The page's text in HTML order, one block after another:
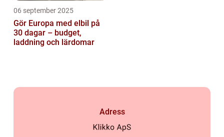
06 september 2025
Gör Europa med elbil på
30 dagar – budget,
laddning och lärdomar
Adress